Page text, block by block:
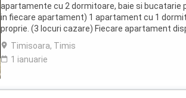
apartamente cu 2 dormitoare, baie si bucatarie
in fiecare apartament) 1 apartament cu 1
proprie. (3 locuri cazare) Fiecare apartament
complet utilata,baie cu cabina ...
Timisoara, Timis
1 ianuarie